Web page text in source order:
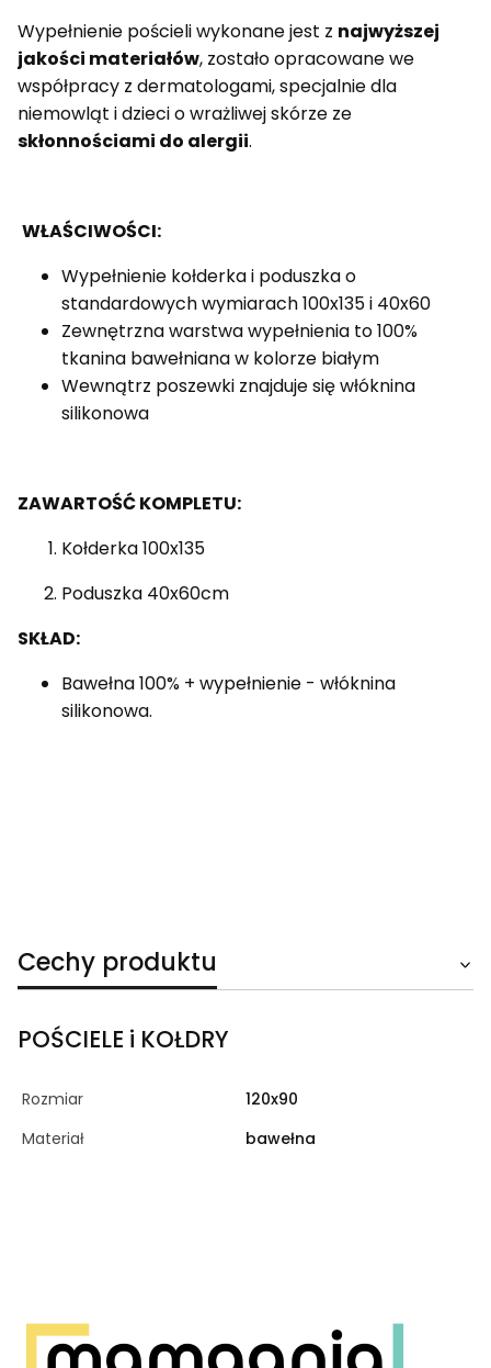
Wypełnienie pościeli wykonane jest z najwyższej
jakości materiałów, zostało opracowane we
współpracy z dermatologami, specjalnie dla
niemowląt i dzieci o wrażliwej skórze ze
skłonnościami do alergii.
WŁAŚCIWOŚCI:
Wypełnienie kołderka i poduszka o
standardowych wymiarach 100x135 i 40x60
Zewnętrzna warstwa wypełnienia to 100%
tkanina bawełniana w kolorze białym
Wewnątrz poszewki znajduje się włóknina
silikonowa
ZAWARTOŚĆ KOMPLETU:
Kołderka 100x135
Poduszka 40x60cm
SKŁAD:
Bawełna 100% + wypełnienie - włóknina
silikonowa.
Cechy produktu
POŚCIELE i KOŁDRY
Rozmiar
120x90
Materiał
bawełna